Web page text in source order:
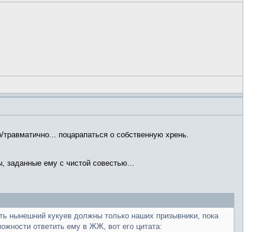
поцарапаться о собственную хрень.
заданные ему с чистой совестью...
нынешний кукуев должны только наших призывники, пока
ответить ему в ЖЖ, вот его цитата: